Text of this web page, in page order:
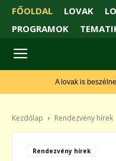
FŐOLDAL LOVAK
PROGRAMOK
A lovak is
Kezdőlap Rendezvény hírek
Rendezvény hírek